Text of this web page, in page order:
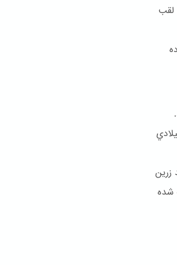
لقب
و بالاخره کمتر از شش سال بعد در ۹ جولای ۱۸۵۰ ميلادي
زرین
شده